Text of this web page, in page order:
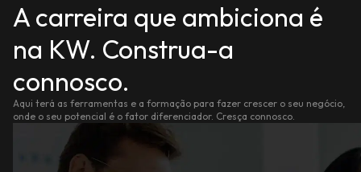
A carreira que ambiciona é
na KW. Construa-a
connosco.
Aqui terá as ferramentas e a formação para fazer crescer o seu negócio,
onde o seu potencial é o fator diferenciador. Cresça connosco.